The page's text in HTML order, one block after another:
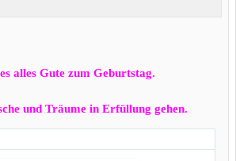
alles Gute zum Geburtstag.
und Träume in Erfüllung gehen.